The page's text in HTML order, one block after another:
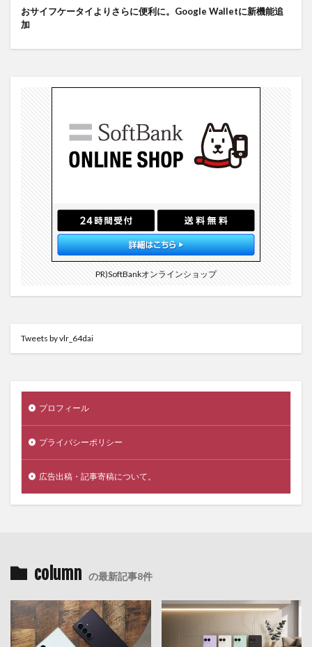
おサイフケータイよりさらに便利に。Google Walletに新機能追
加
PR)SoftBankオンラインショップ
Tweets by vlr_64dai
プロフィール
プライバシーポリシー
広告出稿・記事寄稿について。
column の最新記事8件